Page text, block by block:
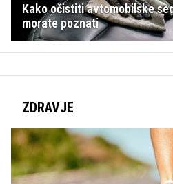
Kako očistiti avtomobilske
morate poznati
ZDRAVJE